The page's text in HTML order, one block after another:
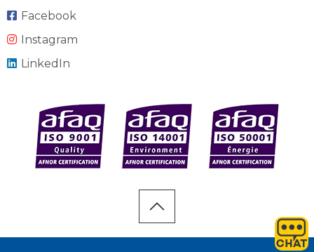
Facebook
Instagram
LinkedIn